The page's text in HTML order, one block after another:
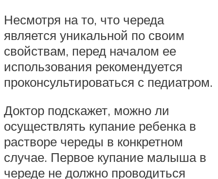
Несмотря на то, что череда
является уникальной по своим
свойствам, перед началом ее
использования рекомендуется
проконсультироваться с педиатром.
Доктор подскажет, можно ли
осуществлять купание ребенка в
растворе череды в конкретном
случае. Первое купание малыша в
череде не должно проводиться